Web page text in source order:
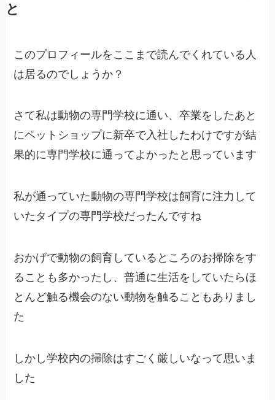
と
このプロフィールをここまで読んでくれている人
は居るのでしょうか？
さて私は動物の専門学校に通い、卒業をしたあと
にペットショップに新卒で入社したわけですが結
果的に専門学校に通ってよかったと思っています
私が通っていた動物の専門学校は飼育に注力して
いたタイプの専門学校だったんですね
おかげで動物の飼育しているところのお掃除をす
ることも多かったし、普通に生活をしていたらほ
とんど触る機会のない動物を触ることもありまし
た
しかし学校内の掃除はすごく厳しいなって思いま
した